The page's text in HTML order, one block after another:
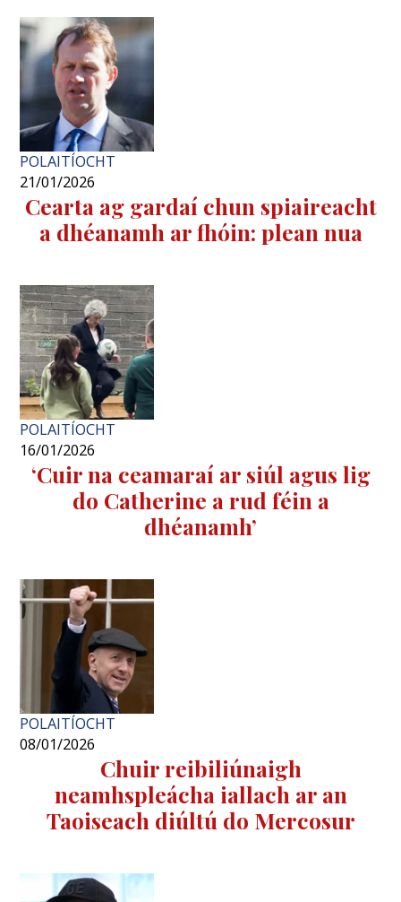
POLAITÍOCHT
21/01/2026
Cearta ag gardaí chun spiaireacht
a dhéanamh ar fhóin: plean nua
POLAITÍOCHT
16/01/2026
‘Cuir na ceamaraí ar siúl agus lig
do Catherine a rud féin a
dhéanamh’
POLAITÍOCHT
08/01/2026
Chuir reibiliúnaigh
neamhspleácha iallach ar an
Taoiseach diúltú do Mercosur